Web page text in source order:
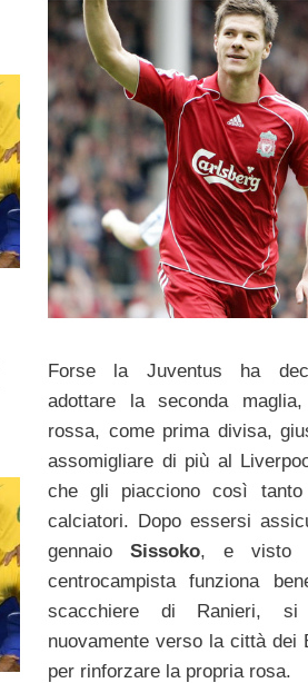
Forse la Juventus ha
adottare la seconda
rossa, come prima divisa,
assomigliare di più al
che gli piacciono così
calciatori. Dopo essersi
gennaio Sissoko, e visto
centrocampista funziona
scacchiere di Ranieri, si
nuovamente verso la città dei
per rinforzare la propria rosa.